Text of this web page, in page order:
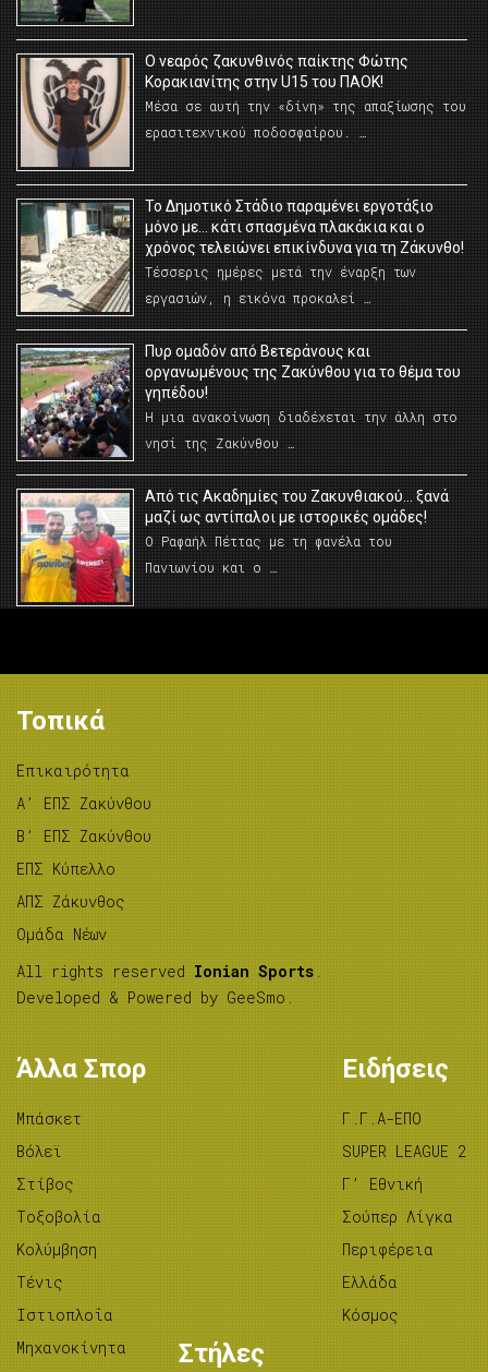
O νεαρός ζακυνθινός παίκτης Φώτης
Κορακιανίτης στην U15 του ΠΑΟΚ!
Μέσα σε αυτή την «δίνη» της απαξίωσης του
ερασιτεχνικού ποδοσφαίρου. …
Το Δημοτικό Στάδιο παραμένει εργοτάξιο
μόνο με… κάτι σπασμένα πλακάκια και ο
χρόνος τελειώνει επικίνδυνα για τη Ζάκυνθο!
Τέσσερις ημέρες μετά την έναρξη των
εργασιών, η εικόνα προκαλεί …
Πυρ ομαδόν από Βετεράνους και
οργανωμένους της Ζακύνθου για το θέμα του
γηπέδου!
Η μια ανακοίνωση διαδέχεται την άλλη στο
νησί της Ζακύνθου …
Από τις Ακαδημίες του Ζακυνθιακού… ξανά
μαζί ως αντίπαλοι με ιστορικές ομάδες!
Ο Ραφαήλ Πέττας με τη φανέλα του
Πανιωνίου και ο …
Τοπικά
Επικαιρότητα
A’ ΕΠΣ Ζακύνθου
B’ ΕΠΣ Ζακύνθου
ΕΠΣ Κύπελλο
ΑΠΣ Ζάκυνθος
Ομάδα Νέων
All rights reserved Ionian Sports .
Developed & Powered by GeeSmo .
Άλλα Σπορ
Μπάσκετ
Βόλεϊ
Στίβος
Tοξοβολία
Κολύμβηση
Τένις
Ιστιοπλοΐα
Μηχανοκίνητα
Ειδήσεις
Γ.Γ.Α-ΕΠΟ
SUPER LEAGUE 2
Γ’ Εθνική
Σούπερ Λίγκα
Περιφέρεια
Ελλάδα
Κόσμος
Στήλες